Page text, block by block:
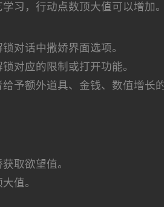
习，行动点数顶大值可以增加。
对话中撒娇界面选项。
对应的限制或打开功能。
予额外道具、金钱、数值增长
取欲望值。
值。